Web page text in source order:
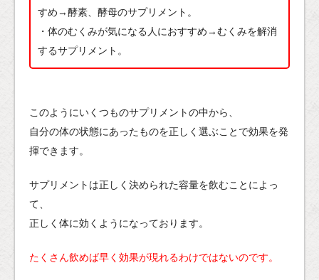
すめ→酵素、酵母のサプリメント。
・体のむくみが気になる人におすすめ→むくみを解消
するサプリメント。
このようにいくつものサプリメントの中から、
自分の体の状態にあったものを正しく選ぶことで効果を発
揮できます。
サプリメントは正しく決められた容量を飲むことによっ
て、
正しく体に効くようになっております。
たくさん飲めば早く効果が現れるわけではないのです。